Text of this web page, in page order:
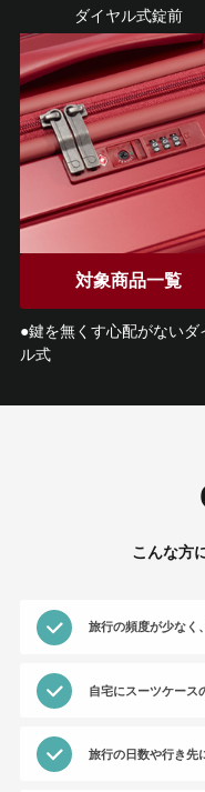
ダイヤル式錠前
対象商品一覧
●鍵を無くす心配がないダ
ル式
こんな方
旅行の頻度が少なく
自宅にスーツケース
旅行の日数や行き先